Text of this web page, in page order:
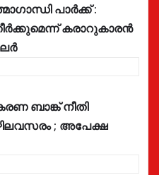
പാർക്ക് :
കരാറുകാരൻ
ബാങ്ക് നീതി
; അപേക്ഷ